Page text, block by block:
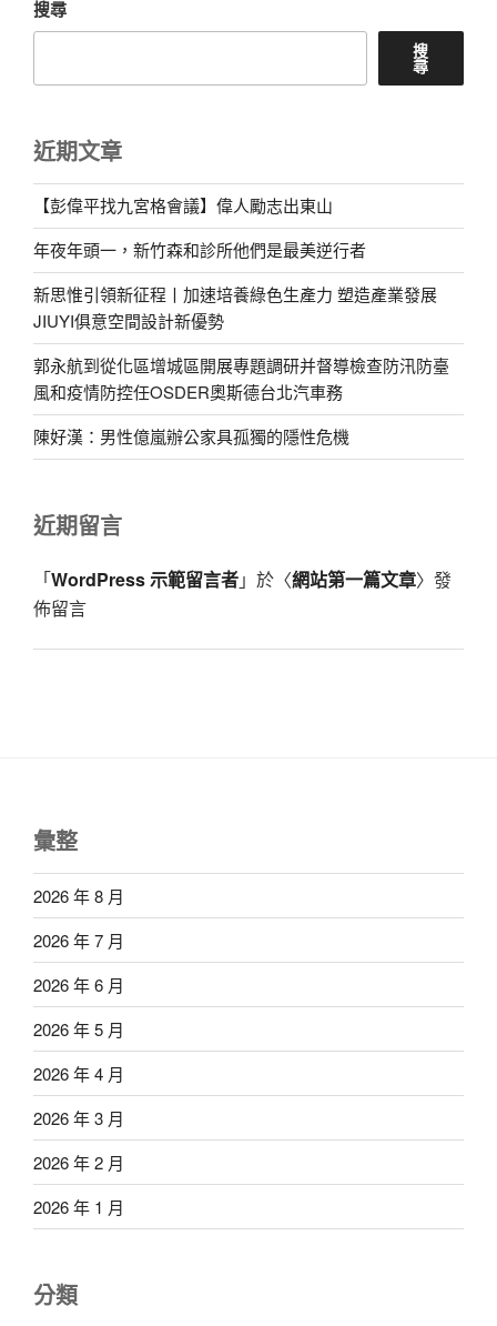
搜尋
搜
尋
近期文章
【彭偉平找九宮格會議】偉人勵志出東山
年夜年頭一，新竹森和診所他們是最美逆行者
新思惟引領新征程丨加速培養綠色生產力 塑造產業發展
JIUYI俱意空間設計新優勢
郭永航到從化區增城區開展專題調研并督導檢查防汛防臺
風和疫情防控任OSDER奧斯德台北汽車務
陳好漢：男性億嵐辦公家具孤獨的隱性危機
近期留言
「WordPress 示範留言者」於〈網站第一篇文章〉發
佈留言
彙整
2026 年 8 月
2026 年 7 月
2026 年 6 月
2026 年 5 月
2026 年 4 月
2026 年 3 月
2026 年 2 月
2026 年 1 月
分類